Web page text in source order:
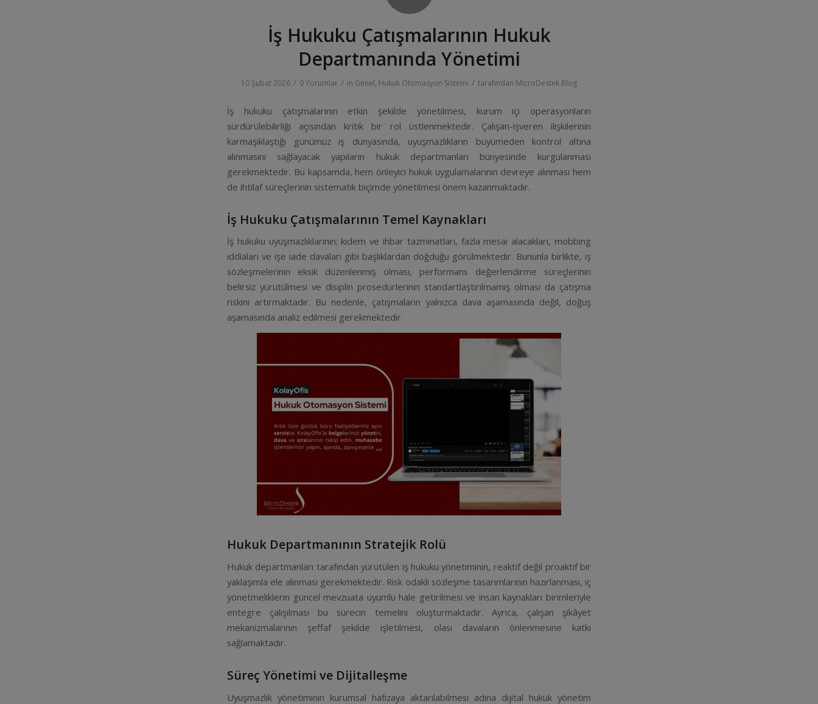
İş Hukuku Çatışmalarının Hukuk
Departmanında Yönetimi
10 Şubat 2026 / 0 Yorumlar / in Genel, Hukuk Otomasyon Sistemi / tarafından MicroDestek Blog
İş hukuku çatışmalarının etkin şekilde yönetilmesi, kurum içi operasyonların
sürdürülebilirliği açısından kritik bir rol üstlenmektedir. Çalışan-işveren ilişkilerinin
karmaşıklaştığı günümüz iş dünyasında, uyuşmazlıkların büyümeden kontrol altına
alınmasını sağlayacak yapıların hukuk departmanları bünyesinde kurgulanması
gerekmektedir. Bu kapsamda, hem önleyici hukuk uygulamalarının devreye alınması hem
de ihtilaf süreçlerinin sistematik biçimde yönetilmesi önem kazanmaktadır.
İş Hukuku Çatışmalarının Temel Kaynakları
İş hukuku uyuşmazlıklarının; kıdem ve ihbar tazminatları, fazla mesai alacakları, mobbing
iddiaları ve işe iade davaları gibi başlıklardan doğduğu görülmektedir. Bununla birlikte, iş
sözleşmelerinin eksik düzenlenmiş olması, performans değerlendirme süreçlerinin
belirsiz yürütülmesi ve disiplin prosedürlerinin standartlaştırılmamış olması da çatışma
riskini artırmaktadır. Bu nedenle, çatışmaların yalnızca dava aşamasında değil, doğuş
aşamasında analiz edilmesi gerekmektedir.
Hukuk Departmanının Stratejik Rolü
Hukuk departmanları tarafından yürütülen iş hukuku yönetiminin, reaktif değil proaktif bir
yaklaşımla ele alınması gerekmektedir. Risk odaklı sözleşme tasarımlarının hazırlanması, iç
yönetmeliklerin güncel mevzuata uyumlu hale getirilmesi ve insan kaynakları birimleriyle
entegre çalışılması bu sürecin temelini oluşturmaktadır. Ayrıca, çalışan şikâyet
mekanizmalarının şeffaf şekilde işletilmesi, olası davaların önlenmesine katkı
sağlamaktadır.
Süreç Yönetimi ve Dijitalleşme
Uyuşmazlık yönetiminin kurumsal hafızaya aktarılabilmesi adına dijital hukuk yönetim